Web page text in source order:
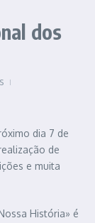
dos
dia 7 de
de
e muita
História» é